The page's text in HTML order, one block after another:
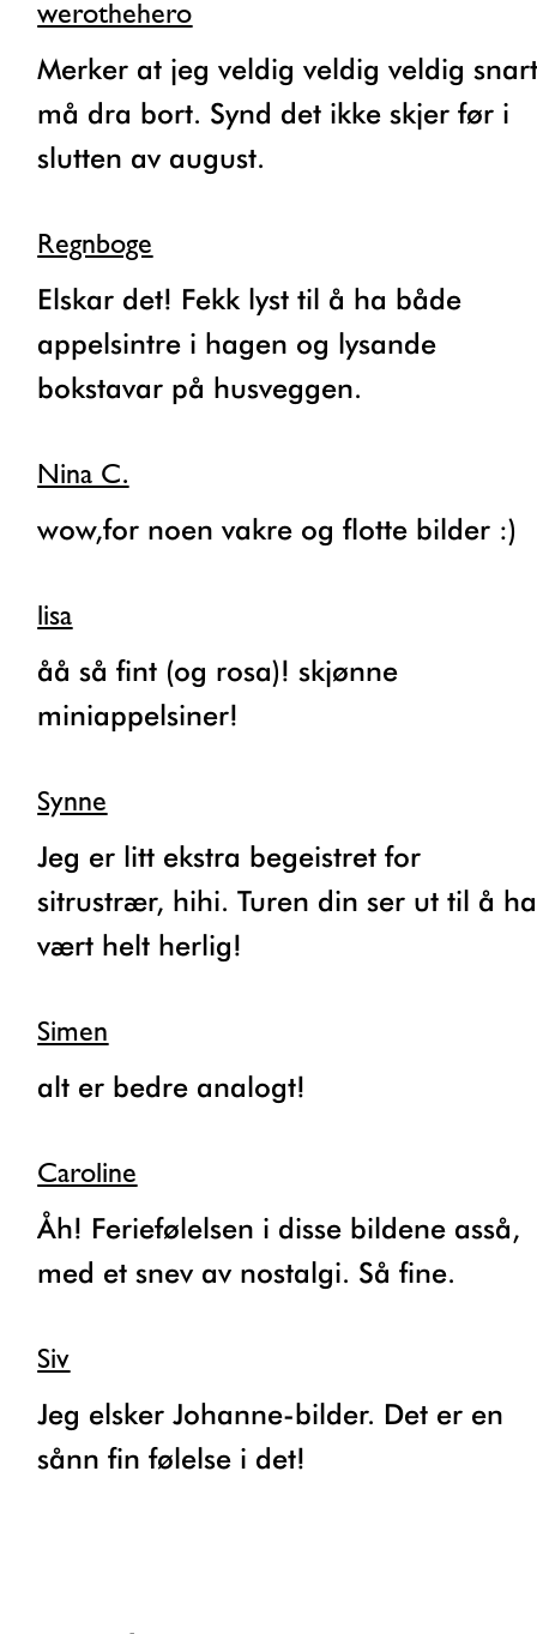
werothehero
Merker at jeg veldig veldig veldig snart
må dra bort. Synd det ikke skjer før i
slutten av august.
Regnboge
Elskar det! Fekk lyst til å ha både
appelsintre i hagen og lysande
bokstavar på husveggen.
Nina C.
wow,for noen vakre og flotte bilder :)
lisa
åå så fint (og rosa)! skjønne
miniappelsiner!
Synne
Jeg er litt ekstra begeistret for
sitrustrær, hihi. Turen din ser ut til å ha
vært helt herlig!
Simen
alt er bedre analogt!
Caroline
Åh! Feriefølelsen i disse bildene asså,
med et snev av nostalgi. Så fine.
Siv
Jeg elsker Johanne-bilder. Det er en
sånn fin følelse i det!